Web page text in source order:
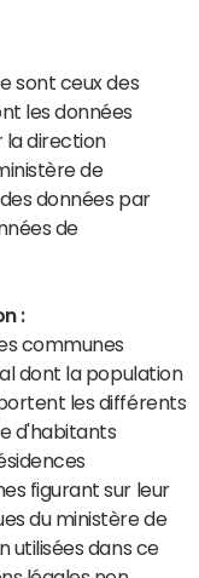
sont ceux des
les données
la direction
de
données par
de
:
communes
dont la population
les différents
d'habitants
figurant sur leur
du ministère de
utilisées dans ce